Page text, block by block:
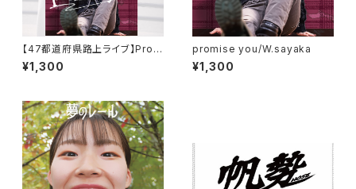
【47都道府県路上ライブ】Prom
ise you/W.sayaka
¥1,300
promise you/W.sayaka
¥1,300